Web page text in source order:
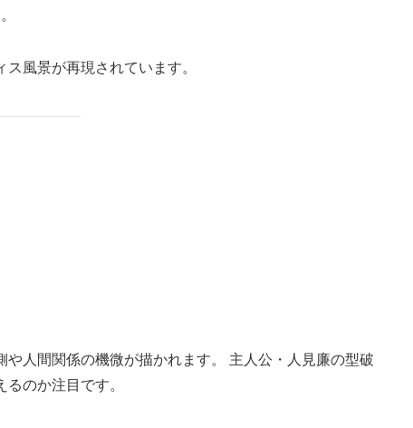
風景が再現されています。
人間関係の機微が描かれます。 主人公・人見廉の型破
のか注目です。